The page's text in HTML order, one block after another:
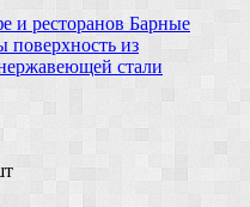
и ресторанов Барные
поверхность из
стали